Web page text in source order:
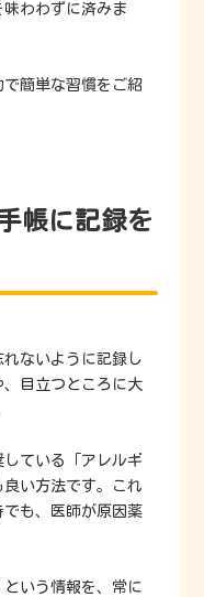
わわずに済みま
簡単な習慣をご紹
帳に記録を
ないように記録し
目立つところに大
ている「アレルギ
い方法です。これ
も、医師が原因薬
という情報を、常に